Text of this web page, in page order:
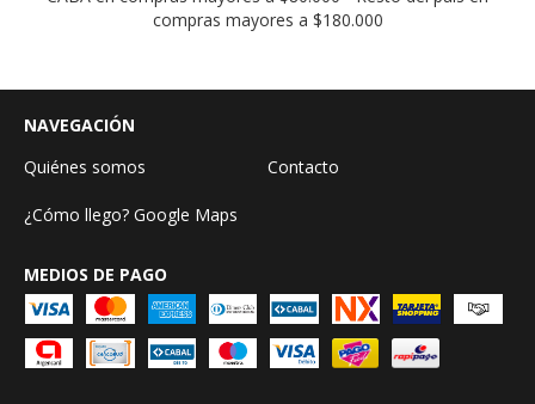
compras mayores a $180.000
NAVEGACIÓN
Quiénes somos
Contacto
¿Cómo llego? Google Maps
MEDIOS DE PAGO